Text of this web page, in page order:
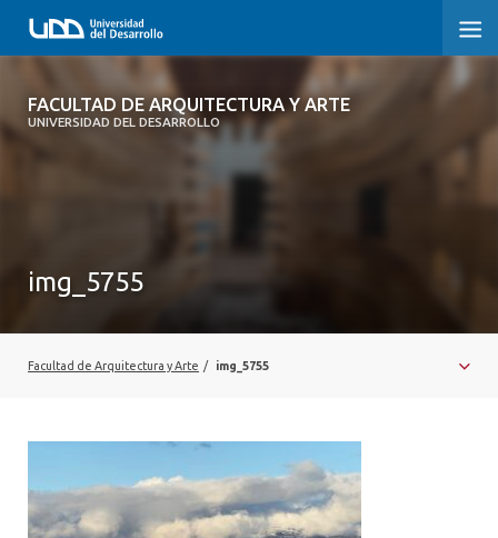
FACULTAD DE ARQUITECTURA Y ARTE
UNIVERSIDAD DEL DESARROLLO
FACULTAD DE ARQUITECTURA Y ARTE
VINCULACIÓN CON EL MEDIO
img_5755
Facultad de Arquitectura y Arte / img_5755